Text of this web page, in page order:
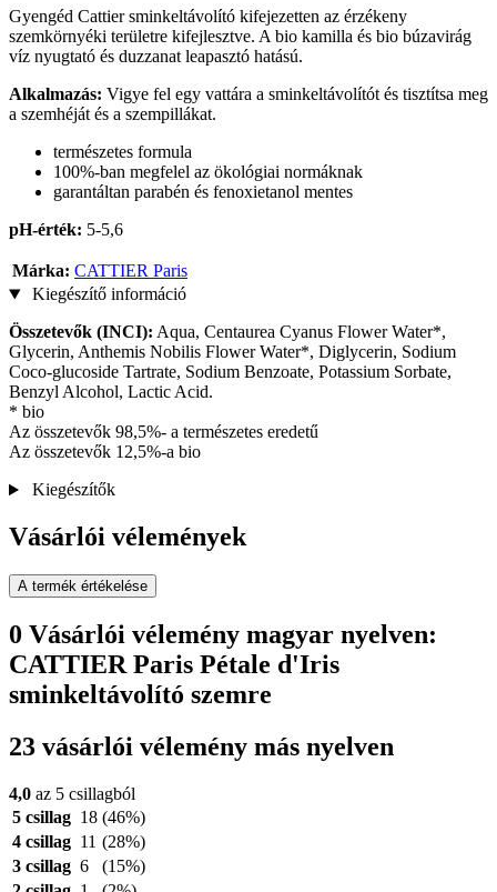
Gyengéd Cattier sminkeltávolító kifejezetten az érzékeny
szemkörnyéki területre kifejlesztve. A bio kamilla és bio búzavirág
víz nyugtató és duzzanat leapasztó hatású.
Alkalmazás: Vigye fel egy vattára a sminkeltávolítót és tisztítsa meg
a szemhéját és a szempillákat.
természetes formula
100%-ban megfelel az ökológiai normáknak
garantáltan parabén és fenoxietanol mentes
pH-érték: 5-5,6
Márka: CATTIER Paris
Kiegészítő információ
Összetevők (INCI): Aqua, Centaurea Cyanus Flower Water*,
Glycerin, Anthemis Nobilis Flower Water*, Diglycerin, Sodium
Coco-glucoside Tartrate, Sodium Benzoate, Potassium Sorbate,
Benzyl Alcohol, Lactic Acid.
* bio
Az összetevők 98,5%- a természetes eredetű
Az összetevők 12,5%-a bio
Kiegészítők
Vásárlói vélemények
A termék értékelése
0 Vásárlói vélemény magyar nyelven:
CATTIER Paris Pétale d'Iris
sminkeltávolító szemre
23 vásárlói vélemény más nyelven
4,0 az 5 csillagból
5 csillag 18 (46%)
4 csillag 11 (28%)
3 csillag 6
(15%)